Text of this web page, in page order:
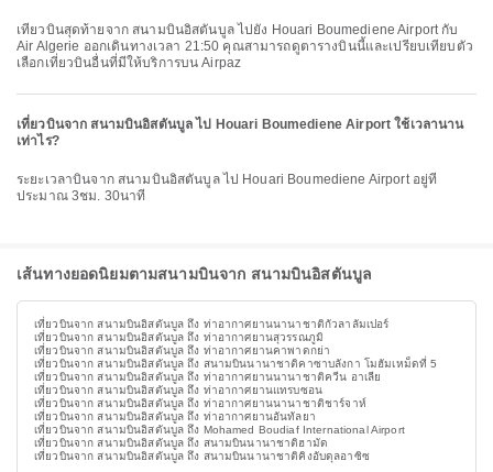
เที่ยวบินสุดท้ายจาก สนามบินอิสตันบูล ไปยัง Houari Boumediene Airport กับ
Air Algerie ออกเดินทางเวลา 21:50 คุณสามารถดูตารางบินนี้และเปรียบเทียบตัว
เลือกเที่ยวบินอื่นที่มีให้บริการบน Airpaz
เที่ยวบินจาก สนามบินอิสตันบูล ไป Houari Boumediene Airport ใช้เวลานาน
เท่าไร?
ระยะเวลาบินจาก สนามบินอิสตันบูล ไป Houari Boumediene Airport อยู่ที่
ประมาณ 3ชม. 30นาที
เส้นทางยอดนิยมตามสนามบินจาก สนามบินอิสตันบูล
เที่ยวบินจาก สนามบินอิสตันบูล ถึง ท่าอากาศยานนานาชาติกัวลาลัมเปอร์
เที่ยวบินจาก สนามบินอิสตันบูล ถึง ท่าอากาศยานสุวรรณภูมิ
เที่ยวบินจาก สนามบินอิสตันบูล ถึง ท่าอากาศยานคาพาดกย่า
เที่ยวบินจาก สนามบินอิสตันบูล ถึง สนามบินนานาชาติคาซาบลังกา โมฮัมเหม็ดที่ 5
เที่ยวบินจาก สนามบินอิสตันบูล ถึง ท่าอากาศยานนานาชาติควีน อาเลีย
เที่ยวบินจาก สนามบินอิสตันบูล ถึง ท่าอากาศยานแทรบซอน
เที่ยวบินจาก สนามบินอิสตันบูล ถึง ท่าอากาศยานนานาชาติชาร์จาห์
เที่ยวบินจาก สนามบินอิสตันบูล ถึง ท่าอากาศยานอันทัลยา
เที่ยวบินจาก สนามบินอิสตันบูล ถึง Mohamed Boudiaf International Airport
เที่ยวบินจาก สนามบินอิสตันบูล ถึง สนามบินนานาชาติฮามัด
เที่ยวบินจาก สนามบินอิสตันบูล ถึง สนามบินนานาชาติคิงอับดุลอาซิซ